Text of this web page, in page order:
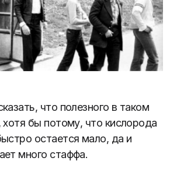
что полезного в таком
бы потому, что кислорода
остается мало, да и
много стаффа.